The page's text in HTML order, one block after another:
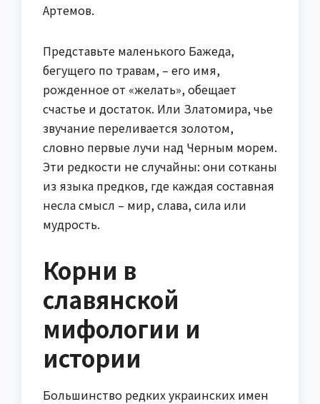
Артемов.
Представьте маленького Бажеда,
бегущего по травам, – его имя,
рожденное от «желать», обещает
счастье и достаток. Или Златомира, чье
звучание переливается золотом,
словно первые лучи над Черным морем.
Эти редкости не случайны: они сотканы
из языка предков, где каждая составная
несла смысл – мир, слава, сила или
мудрость.
Корни в
славянской
мифологии и
истории
Большинство редких украинских имен